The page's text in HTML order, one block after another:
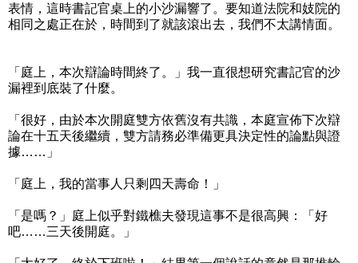
表情，這時書記官桌上的小沙漏響了。要知道法院和妓院的
相同之處正在於，時間到了就該滾出去，我們不太講情面。
「庭上，本次辯論時間終了。」我一直很想研究書記官的沙
漏裡到底裝了什麼。
「很好，由於本次開庭雙方依舊沒有共識，本庭宣佈下次辯
論在十五天後繼續，雙方請務必準備更具決定性的論點與證
據……」
「庭上，我的當事人只剩四天壽命！」
「是嗎？」庭上似乎對鐵樵夫發現這事不是很高興：「好
吧……三天後開庭。」